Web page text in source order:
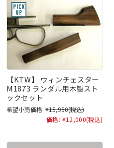
【KTW】 ウィンチェスター
M1873 ランダル用木製スト
ックセット
希望小売価格: ¥15,950(税込)
価格: ¥12,000(税込)